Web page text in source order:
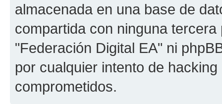
almacenada en una base de
compartida con ninguna
"Federación Digital EA" ni
por cualquier intento de
comprometidos.